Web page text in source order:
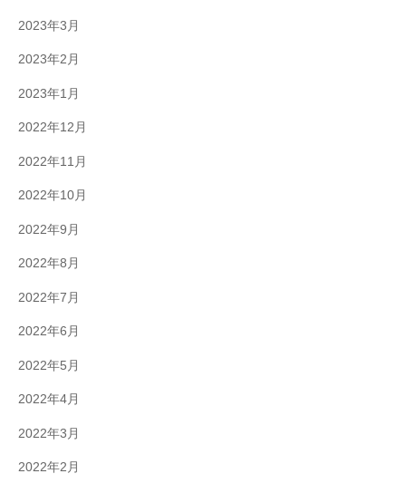
2023年3月
2023年2月
2023年1月
2022年12月
2022年11月
2022年10月
2022年9月
2022年8月
2022年7月
2022年6月
2022年5月
2022年4月
2022年3月
2022年2月